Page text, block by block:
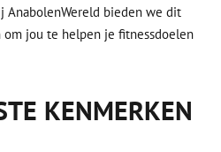
AnabolenWereld bieden we dit
om jou te helpen je fitnessdoelen
KENMERKEN